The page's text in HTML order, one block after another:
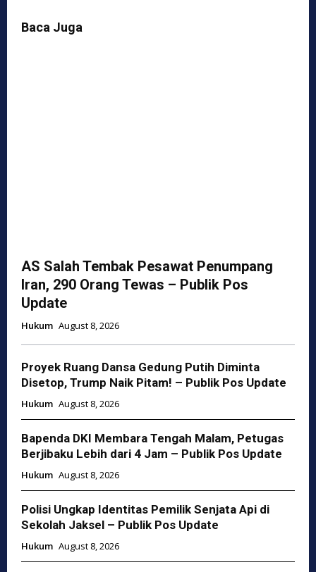
Baca Juga
AS Salah Tembak Pesawat Penumpang
Iran, 290 Orang Tewas – Publik Pos
Update
Hukum August 8, 2026
Proyek Ruang Dansa Gedung Putih Diminta
Disetop, Trump Naik Pitam! – Publik Pos Update
Hukum August 8, 2026
Bapenda DKI Membara Tengah Malam, Petugas
Berjibaku Lebih dari 4 Jam – Publik Pos Update
Hukum August 8, 2026
Polisi Ungkap Identitas Pemilik Senjata Api di
Sekolah Jaksel – Publik Pos Update
Hukum August 8, 2026